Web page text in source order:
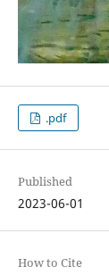
.pdf
Published
2023-06-01
How to Cite